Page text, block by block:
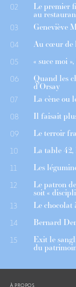
02 Le premier
au
03 Geneviève
04 Au cœur de
05 « suce moi
06 Quand les
d’Orsay
07 La cène ou
08 Il faisait
09 Le terroir
10 La table 42,
11 Les
12 Le patron
soit «
13 Le chocolat
14 Bernard
15 Exit le
du
À PROPOS